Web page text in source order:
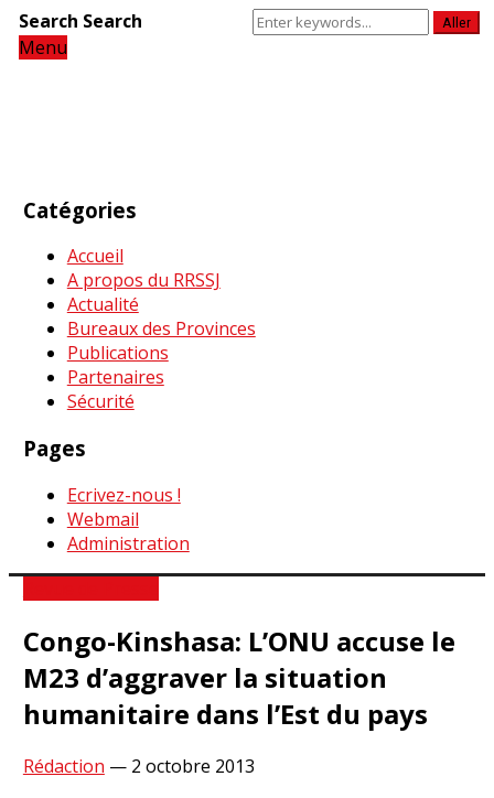
Search Search Aller
Menu
Catégories
Accueil
A propos du RRSSJ
Actualité
Bureaux des Provinces
Publications
Partenaires
Sécurité
Pages
Ecrivez-nous !
Webmail
Administration
Congo-Kinshasa: L’ONU accuse le
M23 d’aggraver la situation
humanitaire dans l’Est du pays
Rédaction — 2 octobre 2013